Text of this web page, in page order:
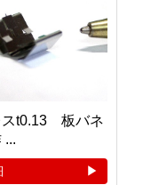
スt0.13 板バネ
...